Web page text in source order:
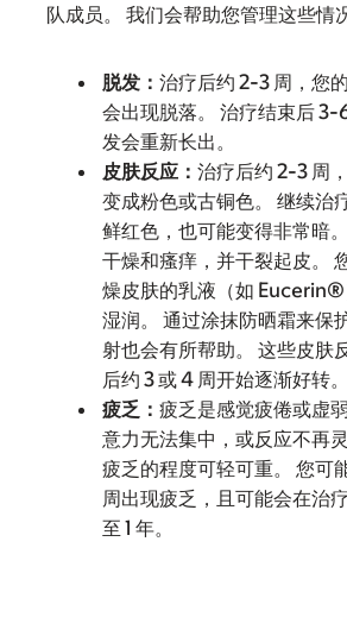
队成员。 我们会帮助您管理这些情
脱发： 治疗后约 2-3 周，您
会出现脱落。 治疗结束后 3-
发会重新长出。
皮肤反应： 治疗后约 2-3 周
变成粉色或古铜色。 继续治
鲜红色，也可能变得非常暗
干燥和瘙痒，并干裂起皮。
燥皮肤的乳液（如
湿润。 通过涂抹防晒霜来保
射也会有所帮助。 这些皮肤
后约 3 或 4 周开始逐渐好转。
疲乏： 疲乏是感觉疲倦或虚
意力无法集中，或反应不再
疲乏的程度可轻可重。 您可
周出现疲乏，且可能会在治
至 1 年。